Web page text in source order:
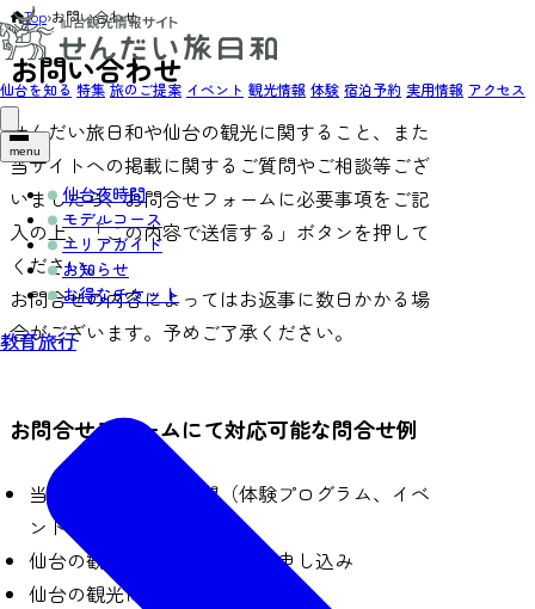
仙台を知る 特集 旅のご提案 イベント 観光情報 体験 宿泊予約 実用情報 アクセス
menu
仙台夜時間
モデルコース
エリアガイド
お知らせ
お得なチケット
教育旅行
Top›お問い合わせ
お問い合わせ
せんだい旅日和や仙台の観光に関すること、また
当サイトへの掲載に関するご質問やご相談等ござ
いましたら、お問合せフォームに必要事項をご記
入の上、「この内容で送信する」ボタンを押して
ください。
お問合せの内容によってはお返事に数日かかる場
合がございます。予めご了承ください。
お問合せフォームにて対応可能な問合せ例
当サイトへの掲載希望（体験プログラム、イベ
ント、宿泊施設など）
仙台の観光パンフレットのお申し込み
仙台の観光に関するお問合せ